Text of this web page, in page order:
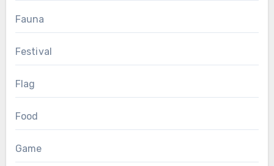
Fauna
Festival
Flag
Food
Game